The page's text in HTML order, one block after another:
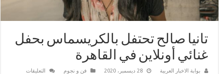
تانيا صالح تحتفل بالكريسماس بحفل
غنائي أونلاين في القاهرة
بوابة الاخبار العربية 28 ديسمبر، 2020 فن و نجوم التعليقات